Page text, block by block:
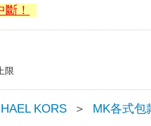
！
限
KORS ＞ MK各式包